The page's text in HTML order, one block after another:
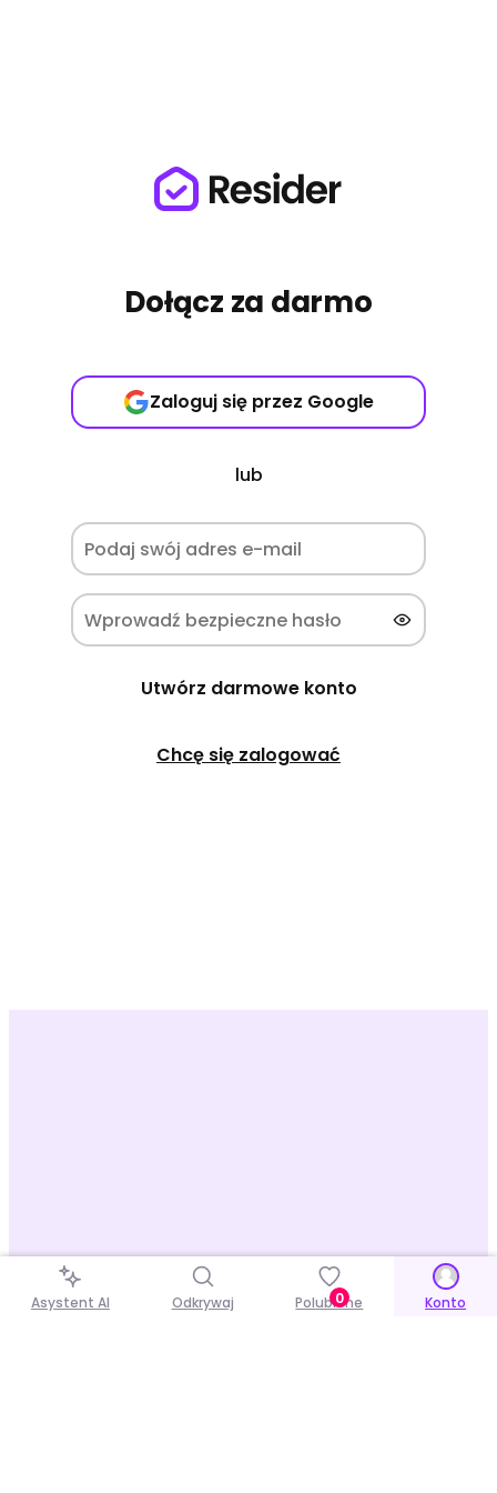
Dołącz za darmo
Zaloguj się przez Google
lub
Utwórz darmowe konto
Chcę się zalogować
Asystent AI Odkrywaj Polubione
0 Konto